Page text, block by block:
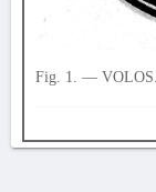
Fig. 1. — VOLOS.